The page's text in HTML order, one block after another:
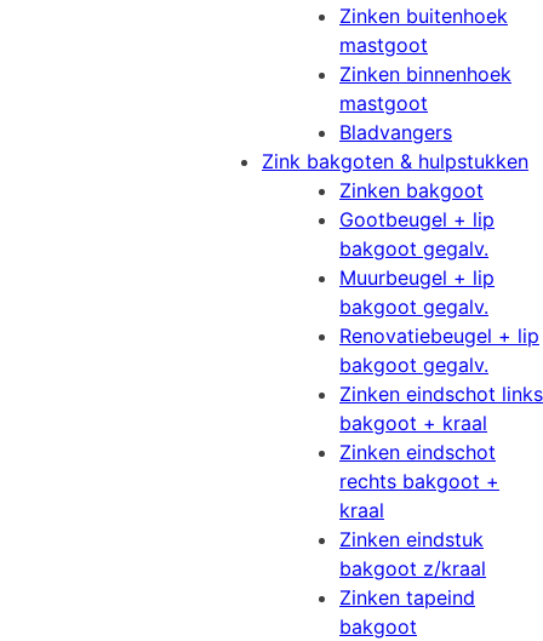
Zinken buitenhoek
mastgoot
Zinken binnenhoek
mastgoot
Bladvangers
Zink bakgoten & hulpstukken
Zinken bakgoot
Gootbeugel + lip
bakgoot gegalv.
Muurbeugel + lip
bakgoot gegalv.
Renovatiebeugel + lip
bakgoot gegalv.
Zinken eindschot links
bakgoot + kraal
Zinken eindschot
rechts bakgoot +
kraal
Zinken eindstuk
bakgoot z/kraal
Zinken tapeind
bakgoot